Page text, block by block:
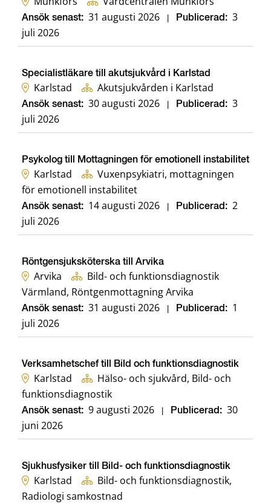
Ansök senast: 31 augusti 2026 Publicerad: 3
juli 2026
Specialistläkare till akutsjukvård i Karlstad
Karlstad Akutsjukvården i Karlstad
Ansök senast: 30 augusti 2026 Publicerad: 3
juli 2026
Psykolog till Mottagningen för emotionell instabilitet
Karlstad
Vuxenpsykiatri, mottagningen
för emotionell instabilitet
Ansök senast: 14 augusti 2026 Publicerad: 2
juli 2026
Röntgensjuksköterska till Arvika
Arvika
Bild- och funktionsdiagnostik
Värmland, Röntgenmottagning Arvika
Ansök senast: 31 augusti 2026 Publicerad: 1
juli 2026
Verksamhetschef till Bild och funktionsdiagnostik
Karlstad
Hälso- och sjukvård, Bild- och
funktionsdiagnostik
Ansök senast: 9 augusti 2026 Publicerad: 30
juni 2026
Sjukhusfysiker till Bild- och funktionsdiagnostik
Karlstad
Bild- och funktionsdiagnostik,
Radiologi samkostnad